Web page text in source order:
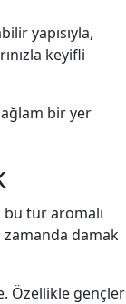
yapısıyla,
keyifli
bir yer
tür aromalı
zamanda damak
Özellikle gençler